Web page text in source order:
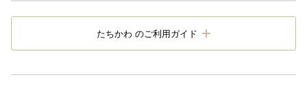
たちかわ のご利用ガイド